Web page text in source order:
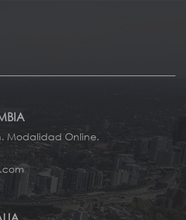
Modalidad Online.